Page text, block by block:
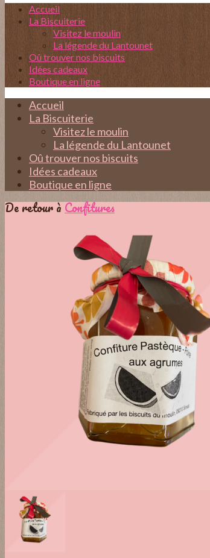
Accueil
La Biscuiterie
Visitez le moulin
La légende du Lantounet
Oû trouver nos biscuits
Idées cadeaux
Boutique en ligne
Accueil
La Biscuiterie
Visitez le moulin
La légende du Lantounet
Oû trouver nos biscuits
Idées cadeaux
Boutique en ligne
De retour àConfitures